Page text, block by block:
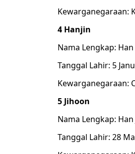
Kewarganegaraan:
4 Hanjin
Nama Lengkap: Han
Tanggal Lahir: 5
Kewarganegaraan:
5 Jihoon
Nama Lengkap: Han
Tanggal Lahir: 28